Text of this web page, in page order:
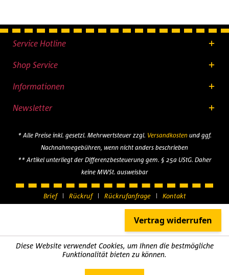
Service Hotline
Shop Service
Informationen
Newsletter
* Alle Preise inkl. gesetzl. Mehrwertsteuer zzgl. Versandkostenund ggf.
Nachnahmegebühren, wenn nicht anders beschrieben
** Artikel unterliegt der Differenzbesteuerung gem. § 25a UStG. Daher
keine MWSt. ausweisbar
Brief Rückruf Rückrufanfrage Kontakt
Diese Website verwendet Cookies, um Ihnen die bestmögliche
Funktionalität bieten zu können.